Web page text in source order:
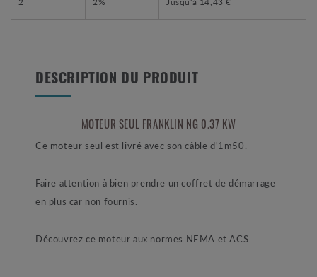
DESCRIPTION DU PRODUIT
MOTEUR SEUL FRANKLIN NG 0.37 KW
Ce moteur seul est livré avec son câble d'1m50.
Faire attention à bien prendre un coffret de démarrage
en plus car non fournis.
Découvrez ce moteur aux normes NEMA et ACS.